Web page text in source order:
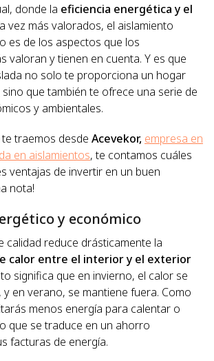
donde la eficiencia energética y el
vez más valorados, el aislamiento
es de los aspectos que los
valoran y tienen en cuenta. Y es que
no solo te proporciona un hogar
que también te ofrece una serie de
y ambientales.
traemos desde Acevekor, empresa en
en aislamientos, te contamos cuáles
ventajas de invertir en un buen
nota!
y económico
calidad reduce drásticamente la
calor entre el interior y el exterior
significa que en invierno, el calor se
en verano, se mantiene fuera. Como
menos energía para calentar o
que se traduce en un ahorro
facturas de energía.